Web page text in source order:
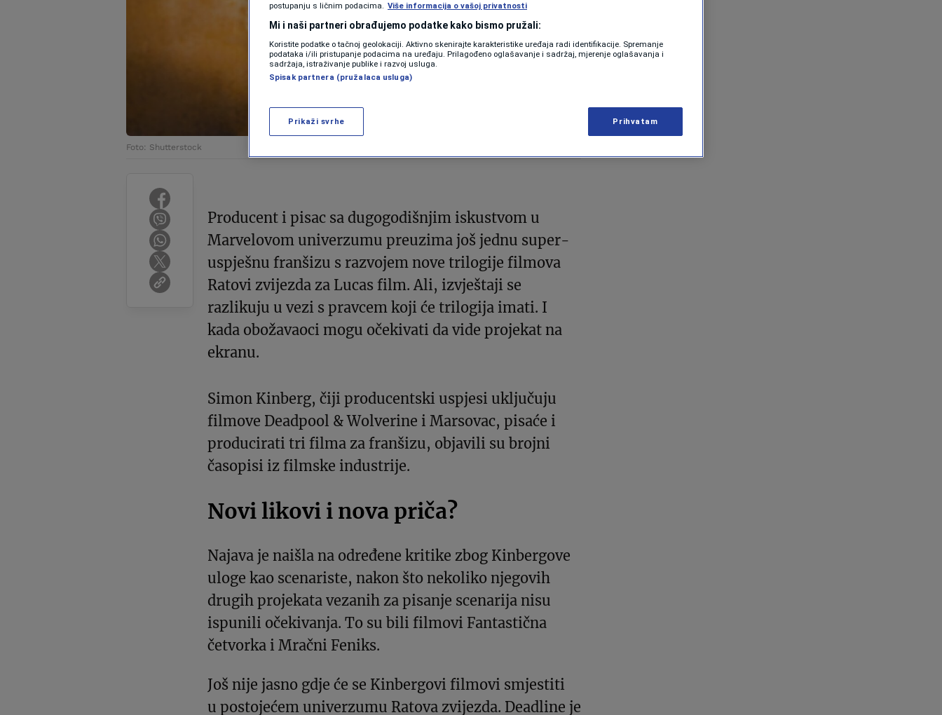
Foto: Shutterstock
Producent i pisac sa dugogodišnjim iskustvom u
Marvelovom univerzumu preuzima još jednu super-
uspješnu franšizu s razvojem nove trilogije filmova
Ratovi zvijezda za Lucas film. Ali, izvještaji se
razlikuju u vezi s pravcem koji će trilogija imati. I
kada obožavaoci mogu očekivati da vide projekat na
ekranu.
Simon Kinberg, čiji producentski uspjesi uključuju
filmove Deadpool & Wolverine i Marsovac, pisaće i
producirati tri filma za franšizu, objavili su brojni
časopisi iz filmske industrije.
Novi likovi i nova priča?
Najava je naišla na određene kritike zbog Kinbergove
uloge kao scenariste, nakon što nekoliko njegovih
drugih projekata vezanih za pisanje scenarija nisu
ispunili očekivanja. To su bili filmovi Fantastična
četvorka i Mračni Feniks.
Još nije jasno gdje će se Kinbergovi filmovi smjestiti
u postojećem univerzumu Ratova zvijezda. Deadline je
postupanju s ličnim podacima. Više informacija o vašoj privatnosti
Mi i naši partneri obrađujemo podatke kako bismo pružali:
Koristite podatke o tačnoj geolokaciji. Aktivno skenirajte karakteristike uređaja radi identifikacije. Spremanje
podataka i/ili pristupanje podacima na uređaju. Prilagođeno oglašavanje i sadržaj, mjerenje oglašavanja i
sadržaja, istraživanje publike i razvoj usluga.
Spisak partnera (pružalaca usluga)
Prikaži svrhe Prihvatam